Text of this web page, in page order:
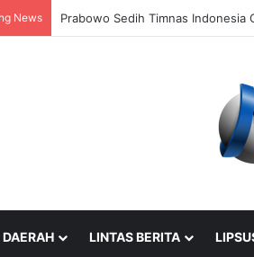
News Prabowo Sedih Timnas Indonesia
LINTAS BERITA